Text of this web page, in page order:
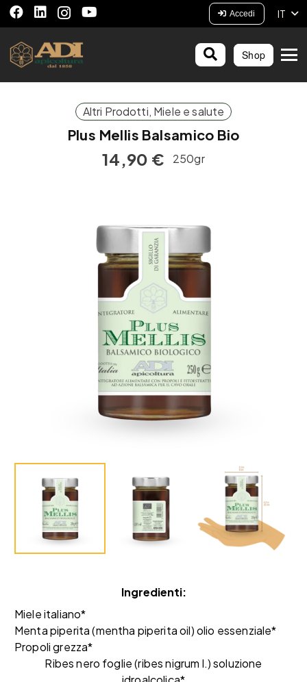
Accedi IT
Shop
Altri Prodotti, Miele e salute
Plus Mellis Balsamico Bio
14,90 € 250gr
Ingredienti:
Miele italiano*
Menta piperita (mentha piperita oil) olio essenziale*
Propoli grezza*
Ribes nero foglie (ribes nigrum l.) soluzione